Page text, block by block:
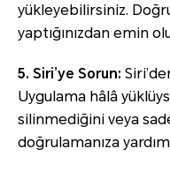
yükleyebilirsiniz.
yaptığınızdan emin
5. Siri’ye Sorun:
Uygulama hâlâ
silinmediğini veya
doğrulamanıza